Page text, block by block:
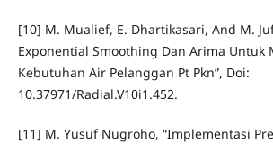
[10] M. Mualief, E. Dhartikasari, And M.
Exponential Smoothing Dan Arima Untuk
Kebutuhan Air Pelanggan Pt Pkn”, Doi:
10.37971/Radial.V10i1.452.
[11] M. Yusuf Nugroho, “Implementasi